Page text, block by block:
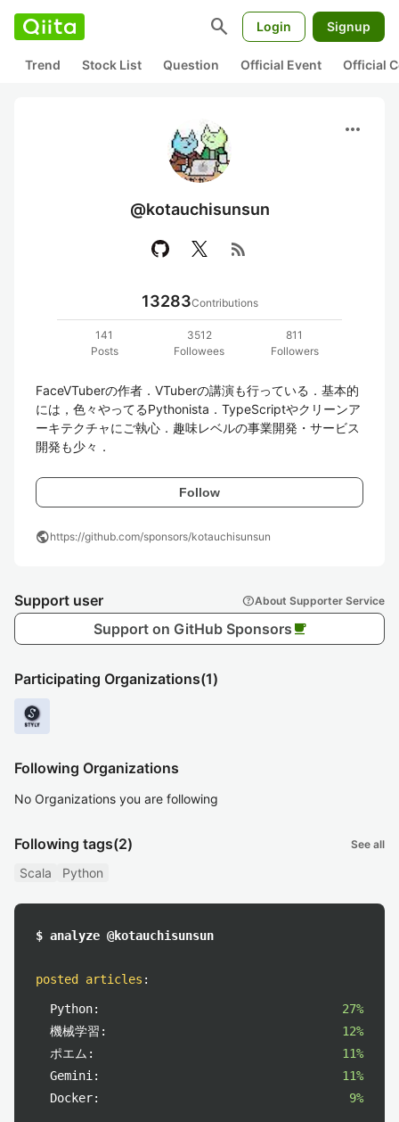
search Login Signup
Trend Stock List Question Official Event Official
more_horiz
@kotauchisunsun
rss_feed
13283Contributions
141
Posts
3512
Followees
811
Followers
FaceVTuberの作者．VTuberの講演も行っている．基本的
には，色々やってるPythonista．TypeScriptやクリーンア
ーキテクチャにご執心．趣味レベルの事業開発・サービス
開発も少々．
Follow
publichttps://github.com/sponsors/kotauchisunsun
Support user helpAbout Supporter Service
Support on GitHub Sponsors local_cafe
Participating Organizations(1)
Following Organizations
No Organizations you are following
Following tags(2) See all
Scala Python
$ analyze @kotauchisunsun
posted articles :
Python:
27%
機械学習:
12%
ポエム:
11%
Gemini:
11%
Docker:
9%